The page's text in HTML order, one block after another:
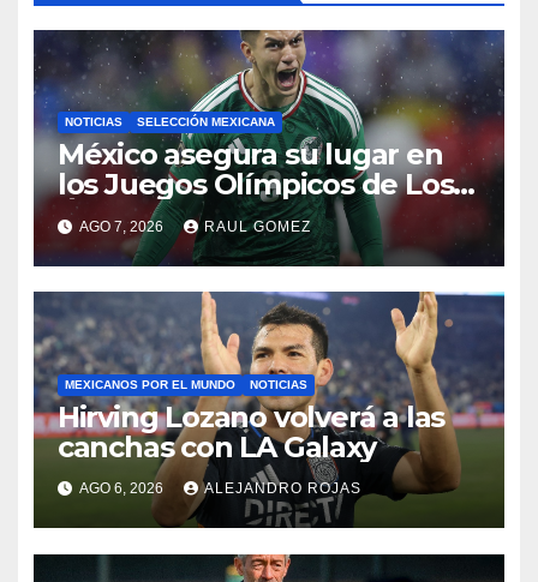
NOTICIAS SELECCIÓN MEXICANA
México asegura su lugar en
los Juegos Olímpicos de Los
Ángeles 2028
AGO 7, 2026 RAUL GOMEZ
MEXICANOS POR EL MUNDO NOTICIAS
Hirving Lozano volverá a las
canchas con LA Galaxy
AGO 6, 2026 ALEJANDRO ROJAS